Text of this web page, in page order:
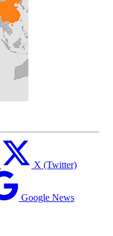
X (Twitter)
Google News